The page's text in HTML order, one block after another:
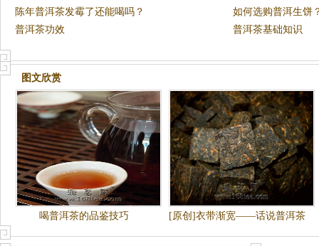
陈年普洱茶发霉了还能喝吗？
如何选购普洱生饼
普洱茶功效
普洱茶基础知识
图文欣赏
喝普洱茶的品鉴技巧
[原创]衣带渐宽——话说普洱茶
之“久食令人瘦”